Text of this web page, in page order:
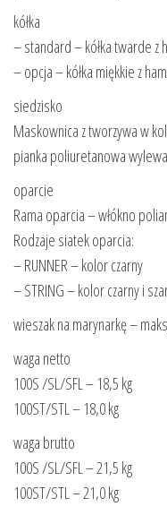
kółka
– standard – kółka twarde z
– opcja – kółka miękkie z
siedzisko
Maskownica z tworzywa w
pianka poliuretanowa
oparcie
Rama oparcia – włókno
Rodzaje siatek oparcia:
– RUNNER – kolor czarny
– STRING – kolor czarny i
wieszak na marynarkę –
waga netto
100S /SL/SFL – 18,5 kg
100ST/STL – 18,0 kg
waga brutto
100S /SL/SFL – 21,5 kg
100ST/STL – 21,0 kg